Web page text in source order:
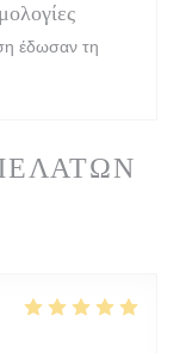
έδωσαν τη